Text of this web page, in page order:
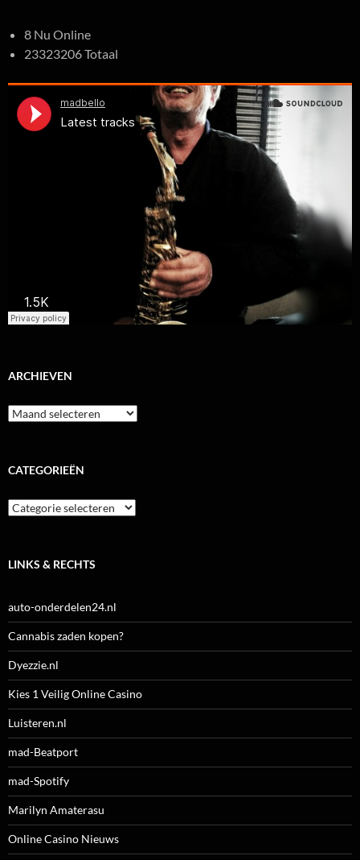
8 Nu Online
23323206 Totaal
ARCHIEVEN
Archieven
CATEGORIEËN
Categorieën
LINKS & RECHTS
auto-onderdelen24.nl
Cannabis zaden kopen?
Dyezzie.nl
Kies 1 Veilig Online Casino
Luisteren.nl
mad-Beatport
mad-Spotify
Marilyn Amaterasu
Online Casino Nieuws